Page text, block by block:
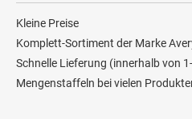
Kleine Preise
Komplett-Sortiment der Marke
Schnelle Lieferung (innerhalb von
Mengenstaffeln bei vielen